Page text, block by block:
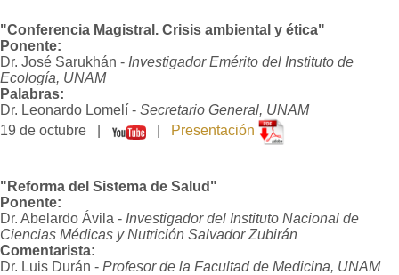
"Conferencia Magistral. Crisis ambiental y ética"
Ponente:
Dr. José Sarukhán - Investigador Emérito del Instituto de
Ecología, UNAM
Palabras:
Dr. Leonardo Lomelí - Secretario General, UNAM
19 de octubre |
Presentación
" Reforma del Sistema de Salud"
Ponente:
Dr. Abelardo Ávila - Investigador del Instituto Nacional de
Ciencias Médicas y Nutrición Salvador Zubirán
Comentarista:
Dr. Luis Durán - Profesor de la Facultad de Medicina, UNAM